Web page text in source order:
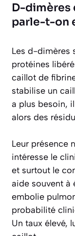
D-dimères
parle-t-on
Les d-dimères
protéines
caillot de
stabilise un
a plus besoin,
alors des
Leur présence
intéresse le
et surtout le
aide souvent à
embolie
probabilité
Un taux élevé,